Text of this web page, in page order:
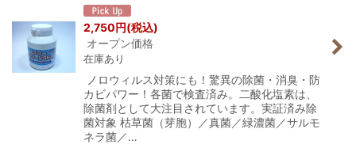
2,750円(税込)
オープン価格
在庫あり
ノロウィルス対策にも！驚異の除菌・消臭・防
カビパワー！各菌で検査済み。二酸化塩素は、
除菌剤として大注目されています。実証済み除
菌対象 枯草菌（芽胞）／真菌／緑濃菌／サルモ
ネラ菌／…